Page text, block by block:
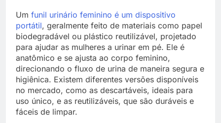
Um funil urinário feminino é um dispositivo
portátil, geralmente feito de materiais como papel
biodegradável ou plástico reutilizável, projetado
para ajudar as mulheres a urinar em pé. Ele é
anatômico e se ajusta ao corpo feminino,
direcionando o fluxo de urina de maneira segura e
higiênica. Existem diferentes versões disponíveis
no mercado, como as descartáveis, ideais para
uso único, e as reutilizáveis, que são duráveis e
fáceis de limpar.